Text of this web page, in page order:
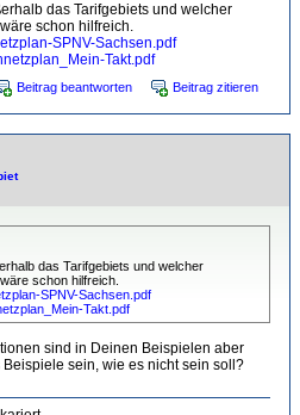
das Tarifgebiets und welcher
schon hilfreich.
SPNV-Sachsen.pdf
Takt.pdf
Beitrag beantworten Beitrag zitieren
das Tarifgebiets und welcher
schon hilfreich.
SPNV-Sachsen.pdf
Takt.pdf
sind in Deinen Beispielen aber
sein, wie es nicht sein soll?